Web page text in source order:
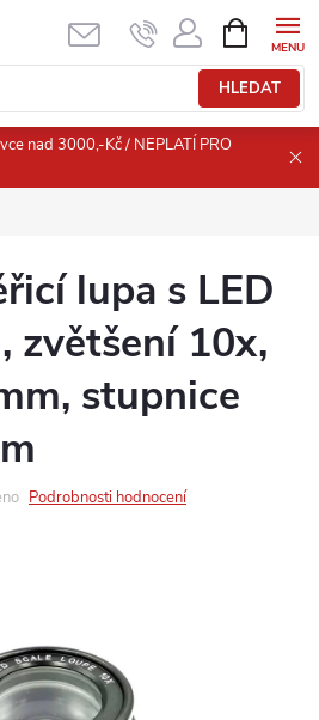
HLEDAT
NÁKUPNÍ
KOŠÍK
nad 3000,-Kč / NEPLATÍ PRO
lupa s LED
zvětšení 10x,
stupnice
Podrobnosti hodnocení